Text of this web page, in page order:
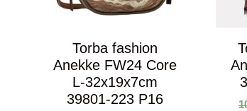
Torba fashion
Anekke FW24 Core
L-32x19x7cm
39801-223 P16